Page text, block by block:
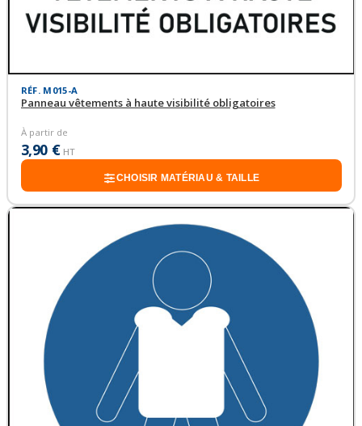
RÉF. M015-A
Panneau vêtements à haute visibilité obligatoires
À partir de
3,90 € HT
CHOISIR MATÉRIAU & TAILLE